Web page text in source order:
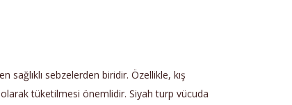
sağlıklı sebzelerden biridir. Özellikle, kış
olarak tüketilmesi önemlidir. Siyah turp vücuda